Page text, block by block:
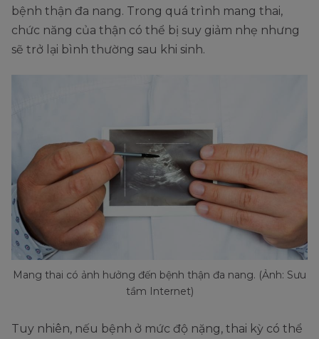
bệnh thận đa nang. Trong quá trình mang thai,
chức năng của thận có thể bị suy giảm nhẹ nhưng
sẽ trở lại bình thường sau khi sinh.
Mang thai có ảnh hưởng đến bệnh thận đa nang. (Ảnh: Sưu
tầm Internet)
Tuy nhiên, nếu bệnh ở mức độ nặng, thai kỳ có thể